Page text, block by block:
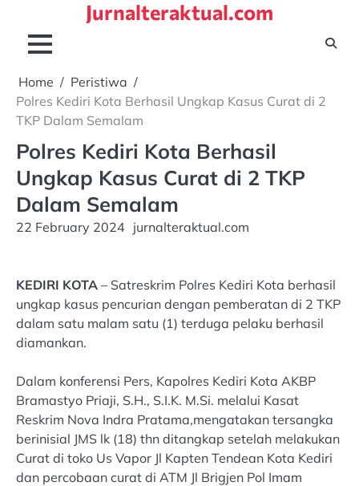
content
Jurnalteraktual.com
Home
Peristiwa
Polres Kediri Kota Berhasil Ungkap Kasus Curat di 2
TKP Dalam Semalam
Polres Kediri Kota Berhasil
Ungkap Kasus Curat di 2 TKP
Dalam Semalam
22 February 2024 jurnalteraktual.com
KEDIRI KOTA – Satreskrim Polres Kediri Kota berhasil
ungkap kasus pencurian dengan pemberatan di 2 TKP
dalam satu malam satu (1) terduga pelaku berhasil
diamankan.
Dalam konferensi Pers, Kapolres Kediri Kota AKBP
Bramastyo Priaji, S.H., S.I.K. M.Si. melalui Kasat
Reskrim Nova Indra Pratama,mengatakan tersangka
berinisial JMS lk (18) thn ditangkap setelah melakukan
Curat di toko Us Vapor Jl Kapten Tendean Kota Kediri
dan percobaan curat di ATM Jl Brigjen Pol Imam